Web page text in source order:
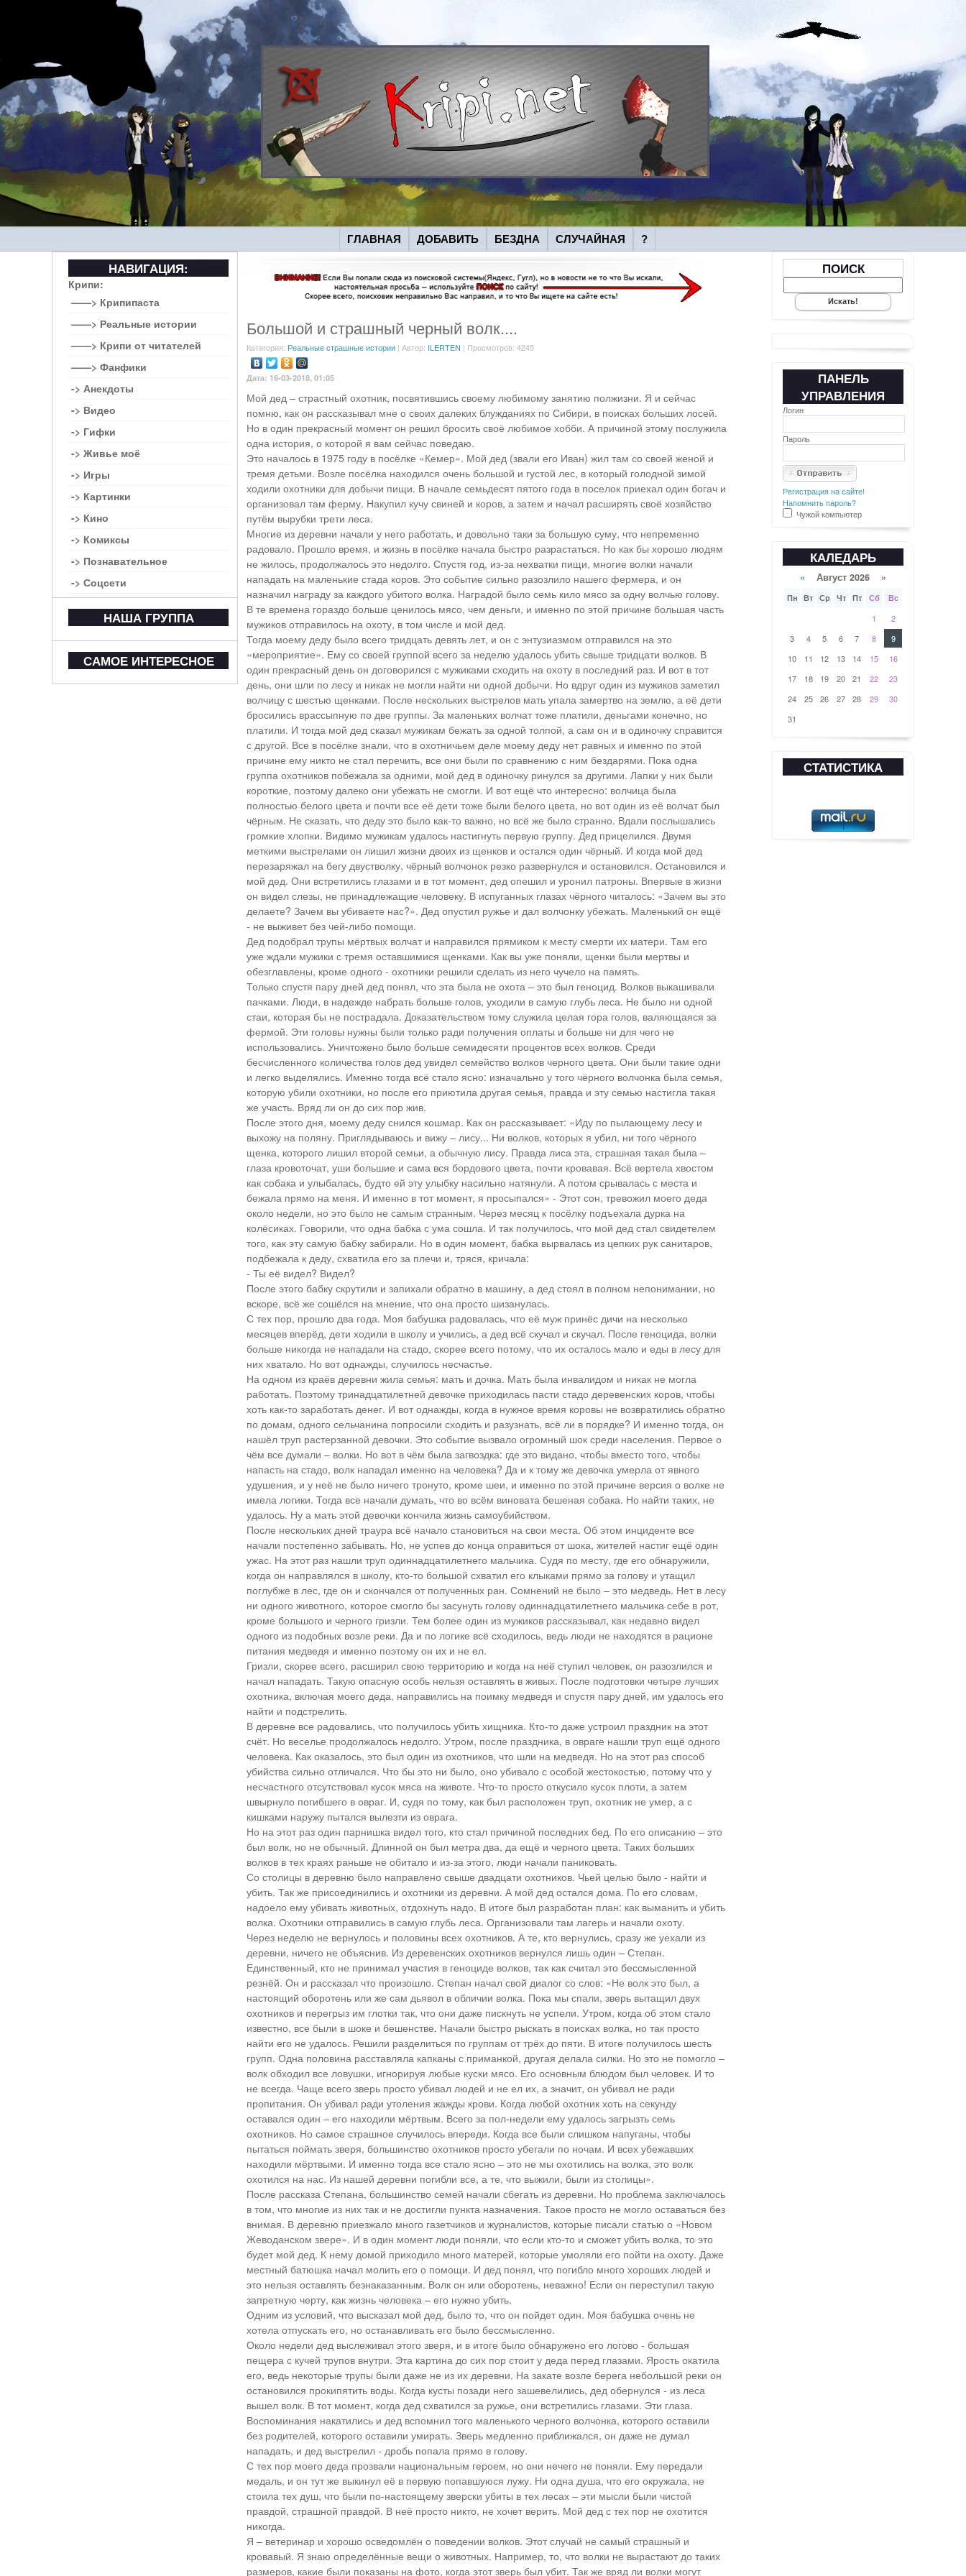
ГЛАВНАЯ ДОБАВИТЬ БЕЗДНА СЛУЧАЙНАЯ ?
Большой и страшный черный волк....
Категория: Реальные страшные истории| Автор: ILERTEN | Просмотров: 4245
Дата: 16-03-2018, 01:05
Мой дед – страстный охотник, посвятившись своему любимому занятию полжизни. Я и сейчас
помню, как он рассказывал мне о своих далеких блужданиях по Сибири, в поисках больших лосей.
Но в один прекрасный момент он решил бросить своё любимое хобби. А причиной этому послужила
одна история, о которой я вам сейчас поведаю.
Это началось в 1975 году в посёлке «Кемер». Мой дед (звали его Иван) жил там со своей женой и
тремя детьми. Возле посёлка находился очень большой и густой лес, в который голодной зимой
ходили охотники для добычи пищи. В начале семьдесят пятого года в поселок приехал один богач и
организовал там ферму. Накупил кучу свиней и коров, а затем и начал расширять своё хозяйство
путём вырубки трети леса.
Многие из деревни начали у него работать, и довольно таки за большую суму, что непременно
радовало. Прошло время, и жизнь в посёлке начала быстро разрастаться. Но как бы хорошо людям
не жилось, продолжалось это недолго. Спустя год, из-за нехватки пищи, многие волки начали
нападать на маленькие стада коров. Это событие сильно разозлило нашего фермера, и он
назначил награду за каждого убитого волка. Наградой было семь кило мясо за одну волчью голову.
В те времена гораздо больше ценилось мясо, чем деньги, и именно по этой причине большая часть
мужиков отправилось на охоту, в том числе и мой дед.
Тогда моему деду было всего тридцать девять лет, и он с энтузиазмом отправился на это
«мероприятие». Ему со своей группой всего за неделю удалось убить свыше тридцати волков. В
один прекрасный день он договорился с мужиками сходить на охоту в последний раз. И вот в тот
день, они шли по лесу и никак не могли найти ни одной добычи. Но вдруг один из мужиков заметил
волчицу с шестью щенками. После нескольких выстрелов мать упала замертво на землю, а её дети
бросились врассыпную по две группы. За маленьких волчат тоже платили, деньгами конечно, но
платили. И тогда мой дед сказал мужикам бежать за одной толпой, а сам он и в одиночку справится
с другой. Все в посёлке знали, что в охотничьем деле моему деду нет равных и именно по этой
причине ему никто не стал перечить, все они были по сравнению с ним бездарями. Пока одна
группа охотников побежала за одними, мой дед в одиночку ринулся за другими. Лапки у них были
короткие, поэтому далеко они убежать не смогли. И вот ещё что интересно: волчица была
полностью белого цвета и почти все её дети тоже были белого цвета, но вот один из её волчат был
чёрным. Не сказать, что деду это было как-то важно, но всё же было странно. Вдали послышались
громкие хлопки. Видимо мужикам удалось настигнуть первую группу. Дед прицелился. Двумя
меткими выстрелами он лишил жизни двоих из щенков и остался один чёрный. И когда мой дед
перезаряжал на бегу двустволку, чёрный волчонок резко развернулся и остановился. Остановился и
мой дед. Они встретились глазами и в тот момент, дед опешил и уронил патроны. Впервые в жизни
он видел слезы, не принадлежащие человеку. В испуганных глазах чёрного читалось: «Зачем вы это
делаете? Зачем вы убиваете нас?». Дед опустил ружье и дал волчонку убежать. Маленький он ещё
- не выживет без чей-либо помощи.
Дед подобрал трупы мёртвых волчат и направился прямиком к месту смерти их матери. Там его
уже ждали мужики с тремя оставшимися щенками. Как вы уже поняли, щенки были мертвы и
обезглавлены, кроме одного - охотники решили сделать из него чучело на память.
Только спустя пару дней дед понял, что эта была не охота – это был геноцид. Волков выкашивали
пачками. Люди, в надежде набрать больше голов, уходили в самую глубь леса. Не было ни одной
стаи, которая бы не пострадала. Доказательством тому служила целая гора голов, валяющаяся за
фермой. Эти головы нужны были только ради получения оплаты и больше ни для чего не
использовались. Уничтожено было больше семидесяти процентов всех волков. Среди
бесчисленного количества голов дед увидел семейство волков черного цвета. Они были такие одни
и легко выделялись. Именно тогда всё стало ясно: изначально у того чёрного волчонка была семья,
которую убили охотники, но после его приютила другая семья, правда и эту семью настигла такая
же участь. Вряд ли он до сих пор жив.
После этого дня, моему деду снился кошмар. Как он рассказывает: «Иду по пылающему лесу и
выхожу на поляну. Приглядываюсь и вижу – лису... Ни волков, которых я убил, ни того чёрного
щенка, которого лишил второй семьи, а обычную лису. Правда лиса эта, страшная такая была –
глаза кровоточат, уши большие и сама вся бордового цвета, почти кровавая. Всё вертела хвостом
как собака и улыбалась, будто ей эту улыбку насильно натянули. А потом срывалась с места и
бежала прямо на меня. И именно в тот момент, я просыпался» - Этот сон, тревожил моего деда
около недели, но это было не самым странным. Через месяц к посёлку подъехала дурка на
колёсиках. Говорили, что одна бабка с ума сошла. И так получилось, что мой дед стал свидетелем
того, как эту самую бабку забирали. Но в один момент, бабка вырвалась из цепких рук санитаров,
подбежала к деду, схватила его за плечи и, тряся, кричала:
- Ты её видел? Видел?
После этого бабку скрутили и запихали обратно в машину, а дед стоял в полном непонимании, но
вскоре, всё же сошёлся на мнение, что она просто шизанулась.
С тех пор, прошло два года. Моя бабушка радовалась, что её муж принёс дичи на несколько
месяцев вперёд, дети ходили в школу и учились, а дед всё скучал и скучал. После геноцида, волки
больше никогда не нападали на стадо, скорее всего потому, что их осталось мало и еды в лесу для
них хватало. Но вот однажды, случилось несчастье.
На одном из краёв деревни жила семья: мать и дочка. Мать была инвалидом и никак не могла
работать. Поэтому тринадцатилетней девочке приходилась пасти стадо деревенских коров, чтобы
хоть как-то заработать денег. И вот однажды, когда в нужное время коровы не возвратились обратно
по домам, одного сельчанина попросили сходить и разузнать, всё ли в порядке? И именно тогда, он
нашёл труп растерзанной девочки. Это событие вызвало огромный шок среди населения. Первое о
чём все думали – волки. Но вот в чём была загвоздка: где это видано, чтобы вместо того, чтобы
напасть на стадо, волк нападал именно на человека? Да и к тому же девочка умерла от явного
удушения, и у неё не было ничего тронуто, кроме шеи, и именно по этой причине версия о волке не
имела логики. Тогда все начали думать, что во всём виновата бешеная собака. Но найти таких, не
удалось. Ну а мать этой девочки кончила жизнь самоубийством.
После нескольких дней траура всё начало становиться на свои места. Об этом инциденте все
начали постепенно забывать. Но, не успев до конца оправиться от шока, жителей настиг ещё один
ужас. На этот раз нашли труп одиннадцатилетнего мальчика. Судя по месту, где его обнаружили,
когда он направлялся в школу, кто-то большой схватил его клыками прямо за голову и утащил
поглубже в лес, где он и скончался от полученных ран. Сомнений не было – это медведь. Нет в лесу
ни одного животного, которое смогло бы засунуть голову одиннадцатилетнего мальчика себе в рот,
кроме большого и черного гризли. Тем более один из мужиков рассказывал, как недавно видел
одного из подобных возле реки. Да и по логике всё сходилось, ведь люди не находятся в рационе
питания медведя и именно поэтому он их и не ел.
Гризли, скорее всего, расширил свою территорию и когда на неё ступил человек, он разозлился и
начал нападать. Такую опасную особь нельзя оставлять в живых. После подготовки четыре лучших
охотника, включая моего деда, направились на поимку медведя и спустя пару дней, им удалось его
найти и подстрелить.
В деревне все радовались, что получилось убить хищника. Кто-то даже устроил праздник на этот
счёт. Но веселье продолжалось недолго. Утром, после праздника, в овраге нашли труп ещё одного
человека. Как оказалось, это был один из охотников, что шли на медведя. Но на этот раз способ
убийства сильно отличался. Что бы это ни было, оно убивало с особой жестокостью, потому что у
несчастного отсутствовал кусок мяса на животе. Что-то просто откусило кусок плоти, а затем
швырнуло погибшего в овраг. И, судя по тому, как был расположен труп, охотник не умер, а с
кишками наружу пытался вылезти из оврага.
Но на этот раз один парнишка видел того, кто стал причиной последних бед. По его описанию – это
был волк, но не обычный. Длинной он был метра два, да ещё и черного цвета. Таких больших
волков в тех краях раньше не обитало и из-за этого, люди начали паниковать.
Со столицы в деревню было направлено свыше двадцати охотников. Чьей целью было - найти и
убить. Так же присоединились и охотники из деревни. А мой дед остался дома. По его словам,
надоело ему убивать животных, отдохнуть надо. В итоге был разработан план: как выманить и убить
волка. Охотники отправились в самую глубь леса. Организовали там лагерь и начали охоту.
Через неделю не вернулось и половины всех охотников. А те, кто вернулись, сразу же уехали из
деревни, ничего не объяснив. Из деревенских охотников вернулся лишь один – Степан.
Единственный, кто не принимал участия в геноциде волков, так как считал это бессмысленной
резнёй. Он и рассказал что произошло. Степан начал свой диалог со слов: «Не волк это был, а
настоящий оборотень или же сам дьявол в обличии волка. Пока мы спали, зверь вытащил двух
охотников и перегрыз им глотки так, что они даже пискнуть не успели. Утром, когда об этом стало
известно, все были в шоке и бешенстве. Начали быстро рыскать в поисках волка, но так просто
найти его не удалось. Решили разделиться по группам от трёх до пяти. В итоге получилось шесть
групп. Одна половина расставляла капканы с приманкой, другая делала силки. Но это не помогло –
волк обходил все ловушки, игнорируя любые куски мясо. Его основным блюдом был человек. И то
не всегда. Чаще всего зверь просто убивал людей и не ел их, а значит, он убивал не ради
пропитания. Он убивал ради утоления жажды крови. Когда любой охотник хоть на секунду
оставался один – его находили мёртвым. Всего за пол-недели ему удалось загрызть семь
охотников. Но самое страшное случилось впереди. Когда все были слишком напуганы, чтобы
пытаться поймать зверя, большинство охотников просто убегали по ночам. И всех убежавших
находили мёртвыми. И именно тогда все стало ясно – это не мы охотились на волка, это волк
охотился на нас. Из нашей деревни погибли все, а те, что выжили, были из столицы».
После рассказа Степана, большинство семей начали сбегать из деревни. Но проблема заключалось
в том, что многие из них так и не достигли пункта назначения. Такое просто не могло оставаться без
внимая. В деревню приезжало много газетчиков и журналистов, которые писали статью о «Новом
Жеводанском звере». И в один момент люди поняли, что если кто-то и сможет убить волка, то это
будет мой дед. К нему домой приходило много матерей, которые умоляли его пойти на охоту. Даже
местный батюшка начал молить его о помощи. И дед понял, что погибло много хороших людей и
это нельзя оставлять безнаказанным. Волк он или оборотень, неважно! Если он переступил такую
запретную черту, как жизнь человека – его нужно убить.
Одним из условий, что высказал мой дед, было то, что он пойдет один. Моя бабушка очень не
хотела отпускать его, но останавливать его было бессмысленно.
Около недели дед выслеживал этого зверя, и в итоге было обнаружено его логово - большая
пещера с кучей трупов внутри. Эта картина до сих пор стоит у деда перед глазами. Ярость окатила
его, ведь некоторые трупы были даже не из их деревни. На закате возле берега небольшой реки он
остановился прокипятить воды. Когда кусты позади него зашевелились, дед обернулся - из леса
вышел волк. В тот момент, когда дед схватился за ружье, они встретились глазами. Эти глаза.
Воспоминания накатились и дед вспомнил того маленького черного волчонка, которого оставили
без родителей, которого оставили умирать. Зверь медленно приближался, он даже не думал
нападать, и дед выстрелил - дробь попала прямо в голову.
С тех пор моего деда прозвали национальным героем, но они нечего не поняли. Ему передали
медаль, и он тут же выкинул её в первую попавшуюся лужу. Ни одна душа, что его окружала, не
стоила тех душ, что были по-настоящему зверски убиты в тех лесах – эти мысли были чистой
правдой, страшной правдой. В неё просто никто, не хочет верить. Мой дед с тех пор не охотится
никогда.
Я – ветеринар и хорошо осведомлён о поведении волков. Этот случай не самый страшный и
кровавый. Я знаю определённые вещи о животных. Например, то, что волки не вырастают до таких
размеров, какие были показаны на фото, когда этот зверь был убит. Так же вряд ли волки могут
НАВИГАЦИЯ:
Крипи:
——> Крипипаста
——> Реальные истории
——> Крипи от читателей
——> Фанфики
-> Анекдоты
-> Видео
-> Гифки
-> Живье моё
-> Игры
-> Картинки
-> Кино
-> Комиксы
-> Познавательное
-> Соцсети
НАША ГРУППА
САМОЕ ИНТЕРЕСНОЕ
ПОИСК
ПАНЕЛЬ
УПРАВЛЕНИЯ
Логин
Пароль
Регистрация на сайте!
Напомнить пароль?
Чужой компьютер
КАЛЕДАРЬ
« Август 2026 »
Пн Вт Ср Чт Пт Сб Вс
1
2
3
4 5 6 7 8
9
10
11 12 13 14 15
16
17
18 19 20 21 22
23
24
25 26 27 28 29
30
31
СТАТИСТИКА